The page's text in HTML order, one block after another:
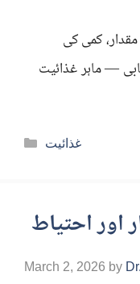
مقدار، کمی کی
— ماہر غذائیت
Categories
غذائیت
March 2, 2026 by